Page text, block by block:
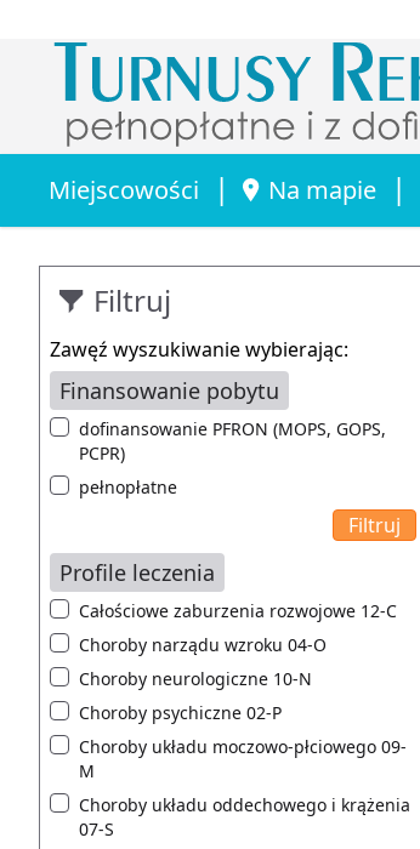
Miejscowości | Na mapie |
Filtruj
Zawęź wyszukiwanie wybierając:
Finansowanie pobytu
dofinansowanie PFRON (MOPS, GOPS,
PCPR)
pełnopłatne
Profile leczenia
Całościowe zaburzenia rozwojowe 12-C
Choroby narządu wzroku 04-O
Choroby neurologiczne 10-N
Choroby psychiczne 02-P
Choroby układu moczowo-płciowego 09-
M
Choroby układu oddechowego i krążenia
07-S